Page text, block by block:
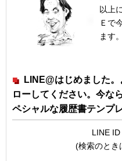
以上
Ｅで
ます。
LINE@はじめました
ローしてください。今な
ペシャルな履歴書テンプ
LINE ID
(検索のとき